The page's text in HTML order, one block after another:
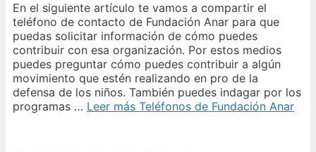
En el siguiente artículo te vamos a compartir el
teléfono de contacto de Fundación Anar para que
puedas solicitar información de cómo puedes
contribuir con esa organización. Por estos medios
puedes preguntar cómo puedes contribuir a algún
movimiento que estén realizando en pro de la
defensa de los niños. También puedes indagar por los
programas … Leer más Teléfonos de Fundación Anar